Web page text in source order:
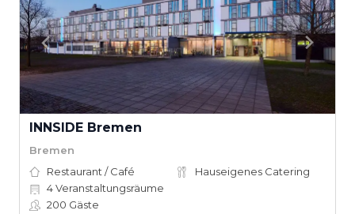
INNSIDE Bremen
Bremen
Restaurant / Café
Hauseigenes Catering
4Veranstaltungsräume
200 Gäste